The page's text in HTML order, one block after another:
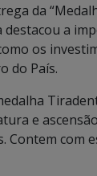
da
a
os
do País.
e
Contem